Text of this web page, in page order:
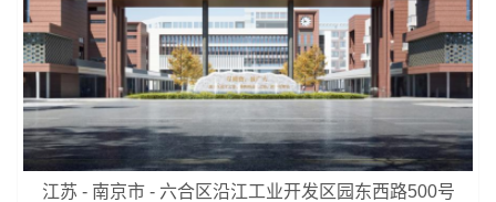
江苏 - 南京市 - 六合区沿江工业开发区园东西路500号